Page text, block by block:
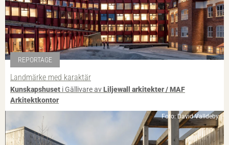
REPORTAGE
Landmärke med karaktär
Kunskapshuset i Gällivare avLiljewall arkitekter / MAF
Arkitektkontor
Foto: David Valldeby